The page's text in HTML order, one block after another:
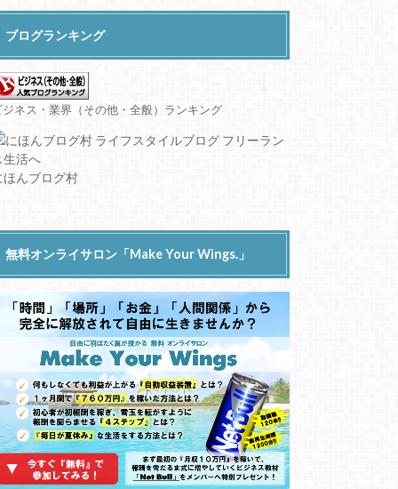
ブログランキング
ジネス・業界（その他・全般）ランキング
ほんブログ村
無料オンライサロン「Make Your Wings.」